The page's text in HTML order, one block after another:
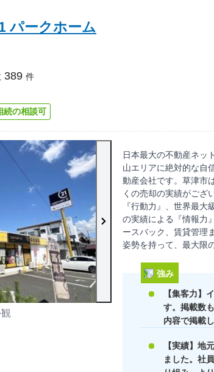
パークホーム
389 件
続の相談可
日本最大の不動産ネ
山エリアに絶対的な自
動産会社です。草津市
くの売却の実績がご
『行動力』、世界最
の実績による『情報力
ースバック、賃貸管理
姿勢を持って、最大限
強み
【集客力】
す。掲載数
内容で掲載
【実績】地
ました。社